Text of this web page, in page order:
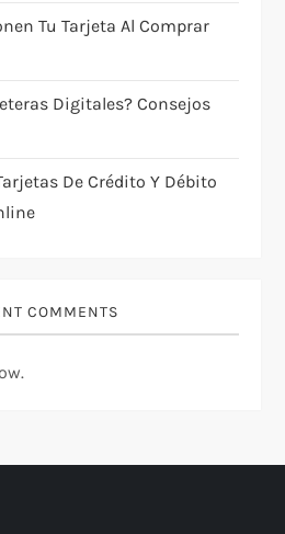
Tu Tarjeta Al Comprar
Digitales? Consejos
De Crédito Y Débito
COMMENTS